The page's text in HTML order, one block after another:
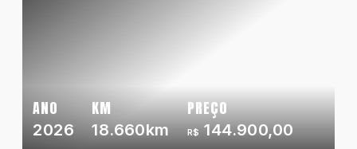
ANO
2026
KM
18.660km
PREÇO
R$144.900,00